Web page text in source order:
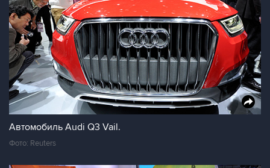
Автомобиль Audi Q3 Vail.
Фото: Reuters